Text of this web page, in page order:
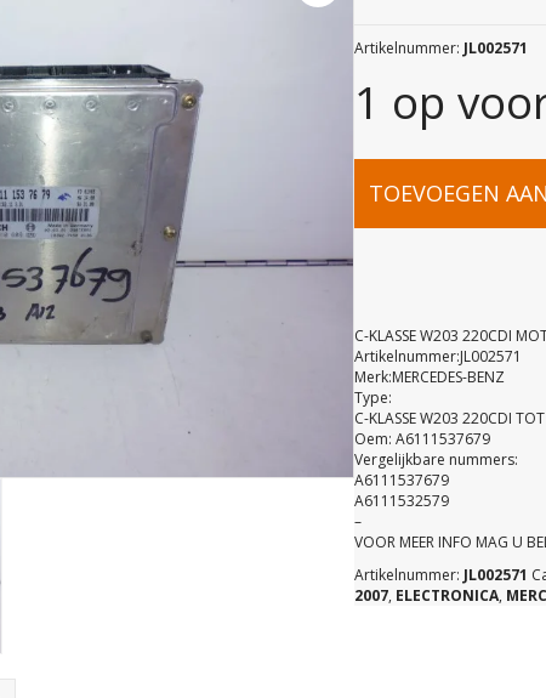
Artikelnummer: JL002571
1 op
C-
W203
220CDI
ECU
TOEVOEGEN
C-KLASSE W203 220CDI
Artikelnummer:JL002571
Merk:MERCEDES-BENZ
Type:
C-KLASSE W203 220CDI
Oem: A6111537679
Vergelijkbare nummers:
A6111537679
A6111532579
–
VOOR MEER INFO MAG U
Artikelnummer: JL002571
2007, ELECTRONICA,